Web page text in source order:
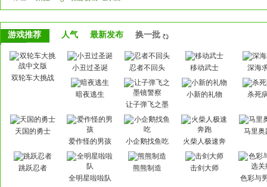
游戏推荐 人气 最新发布 换一批
双轮车大挑战
小丑过圣诞 忍者不回头 移动武士 深海
暗夜逃生
让子弹飞之墨
小新的礼物 杀死
天国的勇士
爱作怪的男孩
小企鹅找鱼吃
火柴人极速奔
马里奥
跳跃忍者
全明星啦啦队
熊熊制造
击剑大师
色彩与